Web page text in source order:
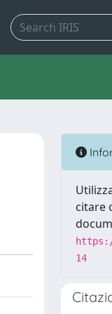
citare
14